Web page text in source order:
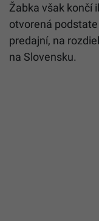
Žabka však končí
otvorená
predajní, na
na Slovensku.